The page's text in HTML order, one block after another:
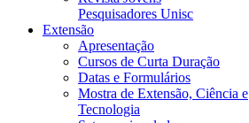
Pesquisadores Unisc
Extensão
Apresentação
Cursos de Curta Duração
Datas e Formulários
Mostra de Extensão, Ciência e
Tecnologia